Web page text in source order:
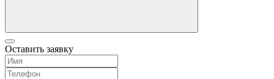
Оставить заявку